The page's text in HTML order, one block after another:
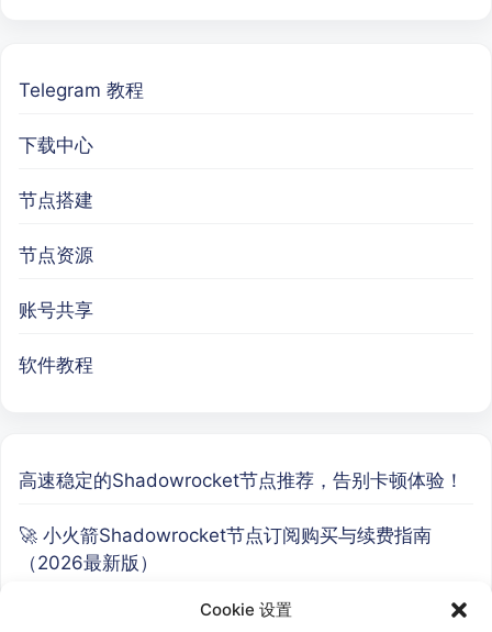
Cookie 设置
Telegram 教程
下载中心
节点搭建
节点资源
账号共享
软件教程
高速稳定的Shadowrocket节点推荐，告别卡顿体验！
🚀 小火箭Shadowrocket节点订阅购买与续费指南
（2026最新版）
🚀 高速稳定的 Clash 节点推荐指南，新手也能轻松上